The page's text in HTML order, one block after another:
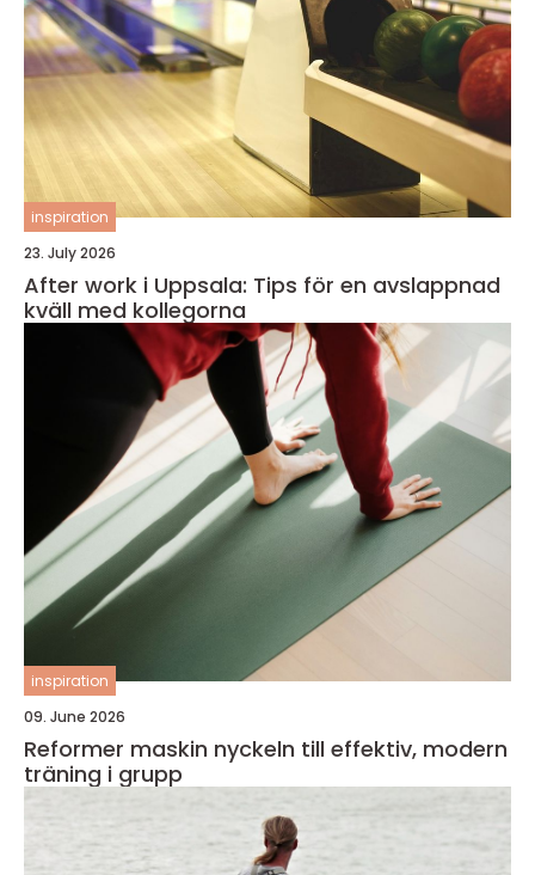
inspiration
23. July 2026
After work i Uppsala: Tips för en avslappnad
kväll med kollegorna
inspiration
09. June 2026
Reformer maskin nyckeln till effektiv, modern
träning i grupp